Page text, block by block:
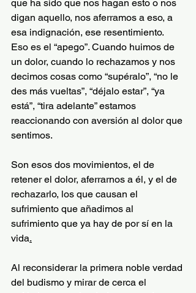
que ha sido que nos hagan esto o nos
digan aquello, nos aferramos a eso, a
esa indignación, ese resentimiento.
Eso es el “apego”. Cuando huimos de
un dolor, cuando lo rechazamos y nos
decimos cosas como “supéralo”, “no le
des más vueltas”, “déjalo estar”, “ya
está”, “tira adelante” estamos
reaccionando con aversión al dolor que
sentimos.
Son esos dos movimientos, el de
retener el dolor, aferrarnos a él, y el de
rechazarlo, los que causan el
sufrimiento que añadimos al
sufrimiento que ya hay de por sí en la
vida.
Al reconsiderar la primera noble verdad
del budismo y mirar de cerca el